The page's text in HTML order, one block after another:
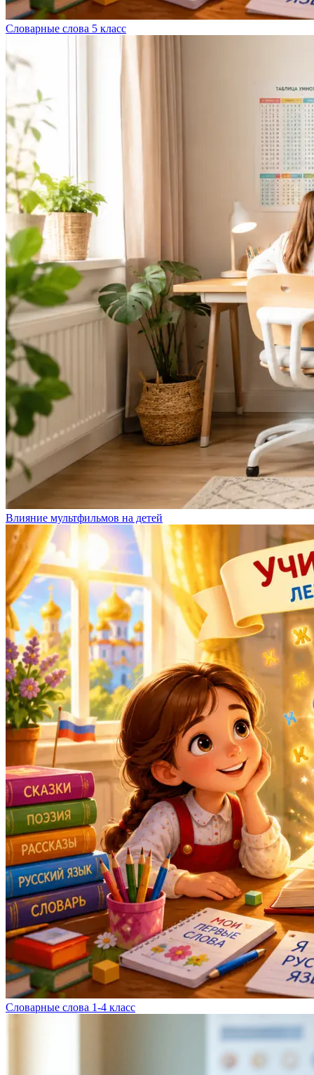
Словарные слова 5 класс
Влияние мультфильмов на детей
Словарные слова 1-4 класс